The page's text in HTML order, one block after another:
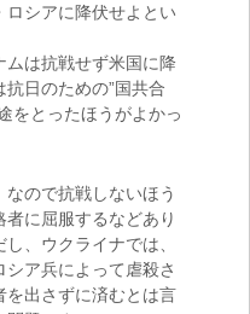
ロシアに降伏せよとい
ムは抗戦せず米国に降
日のための”国共合
をとったほうがよかっ
ので抗戦しないほう
に屈服するなどあり
、ウクライナでは、
ア兵によって虐殺さ
を出さずに済むとは言